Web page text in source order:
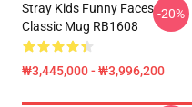
Stray Kids Funny Faces
Classic Mug RB1608
₩3,445,000 - ₩3,996,200
-20%